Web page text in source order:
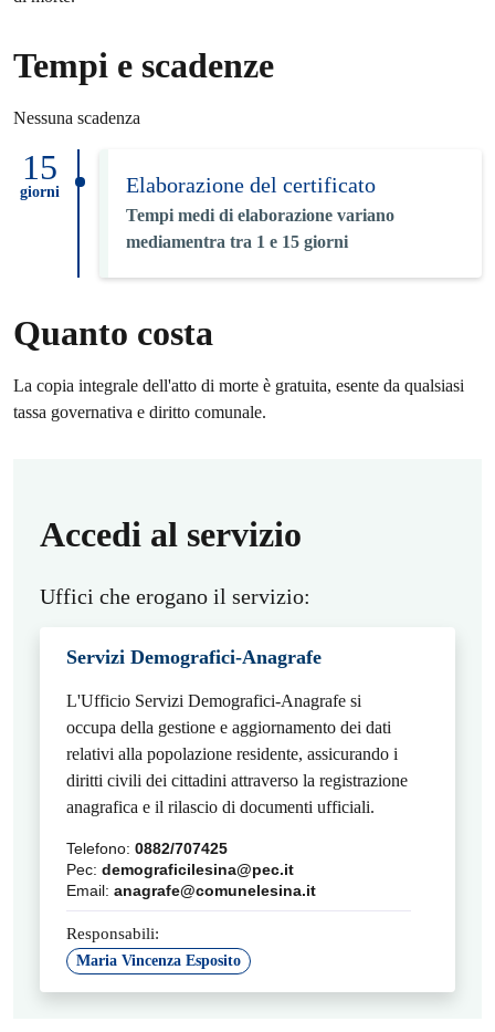
Tempi e scadenze
Nessuna scadenza
15
giorni Elaborazione del certificato
Tempi medi di elaborazione variano
mediamentra tra 1 e 15 giorni
Quanto costa
La copia integrale dell'atto di morte è gratuita, esente da qualsiasi
tassa governativa e diritto comunale.
Accedi al servizio
Uffici che erogano il servizio:
Servizi Demografici-Anagrafe
L'Ufficio Servizi Demografici-Anagrafe si
occupa della gestione e aggiornamento dei dati
relativi alla popolazione residente, assicurando i
diritti civili dei cittadini attraverso la registrazione
anagrafica e il rilascio di documenti ufficiali.
Telefono: 0882/707425
Pec: demograficilesina@pec.it
Email: anagrafe@comunelesina.it
Responsabili:
Maria Vincenza Esposito